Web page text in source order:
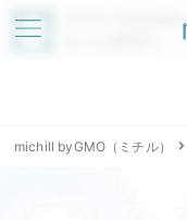
アプリでmichillが
michill byGMO（ミチル）